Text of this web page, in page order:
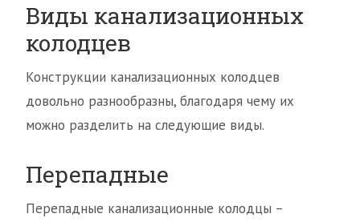
Виды канализационных
колодцев
Конструкции канализационных колодцев
довольно разнообразны, благодаря чему их
можно разделить на следующие виды.
Перепадные
Перепадные канализационные колодцы –